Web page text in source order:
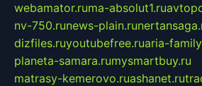
webamator.ruma-absolut1.ru
nv-750.runews-plain.ru
dizfiles.ruyoutubefree.ruaria-
planeta-samara.rumysmartbuy.ru
matrasy-kemerovo.ruashanet.ru